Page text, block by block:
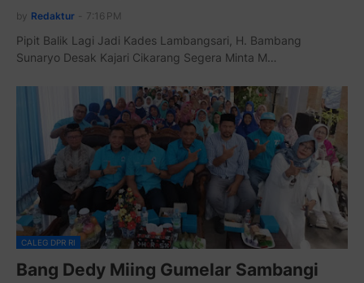
by Redaktur 7:16 PM
Pipit Balik Lagi Jadi Kades Lambangsari, H. Bambang
Sunaryo Desak Kajari Cikarang Segera Minta M…
CALEG DPR RI
Bang Dedy Miing Gumelar Sambangi